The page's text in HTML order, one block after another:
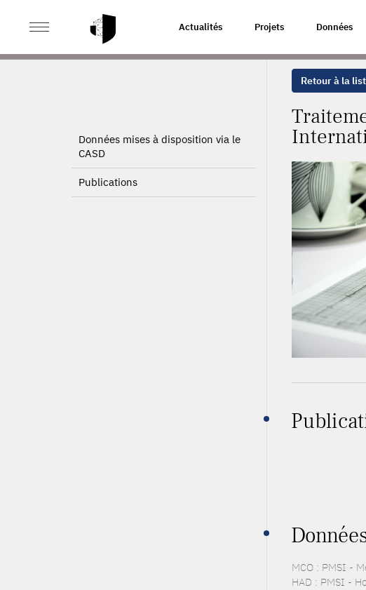
Actualités Projets Données
ACCUEIL TRAITEMENT DES DONNÉES DU PMSI PAR
Données mises à disposition via le
CASD
Publications
Retour à la
MCO : PMSI -
HAD : PMSI -